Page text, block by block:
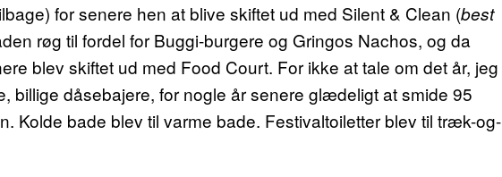
for senere hen at blive skiftet ud med Silent & Clean (best
røg til fordel for Buggi-burgere og Gringos Nachos, og da
blev skiftet ud med Food Court. For ikke at tale om det år, jeg
billige dåsebajere, for nogle år senere glædeligt at smide 95
Kolde bade blev til varme bade. Festivaltoiletter blev til træk-og-